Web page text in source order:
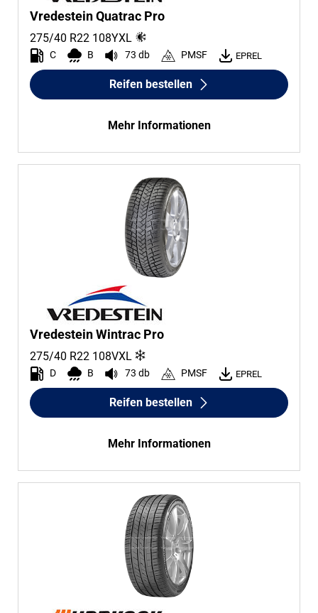
Vredestein Quatrac Pro
275/40 R22 108YXL
C B 73 db PMSF EPREL
Reifen bestellen
Mehr Informationen
Vredestein Wintrac Pro
275/40 R22 108VXL
D B 73 db PMSF EPREL
Reifen bestellen
Mehr Informationen